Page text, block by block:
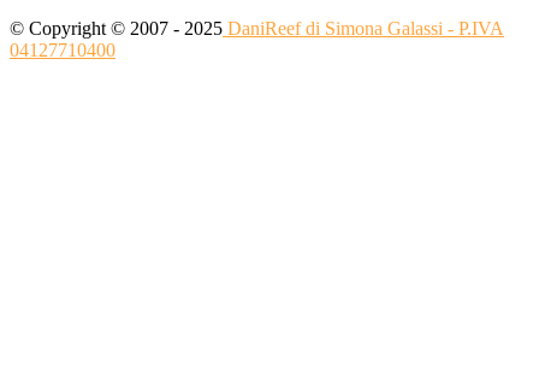
© Copyright © 2007 - 2025 DaniReef di Simona Galassi - P.IVA
04127710400